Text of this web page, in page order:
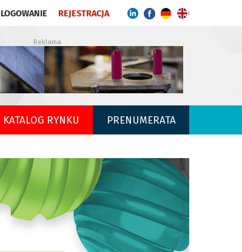
LOGOWANIE REJESTRACJA
Reklama
KATALOG RYNKU PRENUMERATA